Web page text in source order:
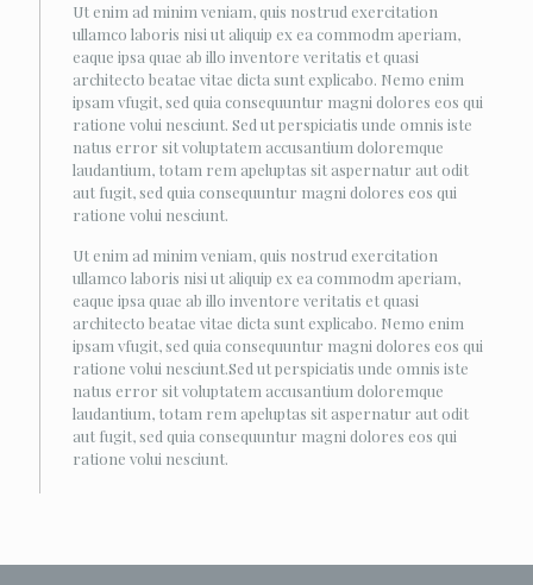
Ut enim ad minim veniam, quis nostrud exercitation
ullamco laboris nisi ut aliquip ex ea commodm aperiam,
eaque ipsa quae ab illo inventore veritatis et quasi
architecto beatae vitae dicta sunt explicabo. Nemo enim
ipsam vfugit, sed quia consequuntur magni dolores eos qui
ratione volui nesciunt. Sed ut perspiciatis unde omnis iste
natus error sit voluptatem accusantium doloremque
laudantium, totam rem apeluptas sit aspernatur aut odit
aut fugit, sed quia consequuntur magni dolores eos qui
ratione volui nesciunt.
Ut enim ad minim veniam, quis nostrud exercitation
ullamco laboris nisi ut aliquip ex ea commodm aperiam,
eaque ipsa quae ab illo inventore veritatis et quasi
architecto beatae vitae dicta sunt explicabo. Nemo enim
ipsam vfugit, sed quia consequuntur magni dolores eos qui
ratione volui nesciunt.Sed ut perspiciatis unde omnis iste
natus error sit voluptatem accusantium doloremque
laudantium, totam rem apeluptas sit aspernatur aut odit
aut fugit, sed quia consequuntur magni dolores eos qui
ratione volui nesciunt.